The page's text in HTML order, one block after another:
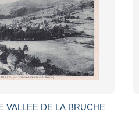
VALLEE DE LA BRUCHE